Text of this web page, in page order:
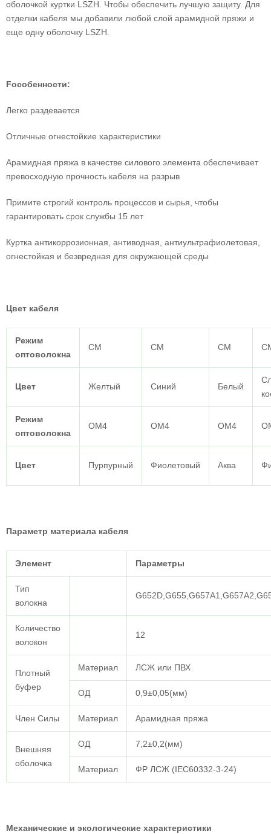
оболочкой куртки LSZH. Чтобы обеспечить лучшую защиту. Для
отделки кабеля мы добавили любой слой арамидной пряжи и
еще одну оболочку LSZH.
Fособенности:
Легко раздевается
Отличные огнестойкие характеристики
Арамидная пряжа в качестве силового элемента обеспечивает
превосходную прочность кабеля на разрыв
Примите строгий контроль процессов и сырья, чтобы
гарантировать срок службы 15 лет
Куртка антикоррозионная, антиводная, антиультрафиолетовая,
огнестойкая и безвредная для окружающей среды
Цвет кабеля
Режим
оптоволокна
СМ СМ СМ
Цвет Желтый Синий Белый
Режим
оптоволокна
ОМ4 ОМ4 ОМ4
Цвет Пурпурный Фиолетовый Аква
Параметр материала кабеля
Элемент Параметры
Тип
волокна
Количество
волокон
12
Плотный
буфер
Материал ЛСЖ или ПВХ
ОД 0,9±0,05(мм)
Член Силы Материал Арамидная пряжа
Внешняя
оболочка
ОД 7,2±0,2(мм)
Материал ФР ЛСЖ (IEC60332-3-24)
Механические и экологические характеристики